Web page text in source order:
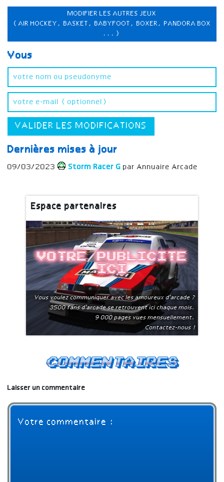
MODIFIER LES AUTRES JEUX
(AIR HOCKEY, BASKET, BABYFOOT, BOXER, PANDORA BOX
...)
Vous
VALIDER LES MODIFICATIONS
Dernières mises à jour
09/03/2023 Storm Racer G par Annuaire Arcade
Espace partenaires
Votre publicite
ici
Vous voulez communiquer avec les amoureux d'arcade ?
3500 fans d'arcade se retrouvent ici chaque mois.
9 000 pages vues mensuellement.
Contactez-nous !
Commentaires
Laisser un commentaire